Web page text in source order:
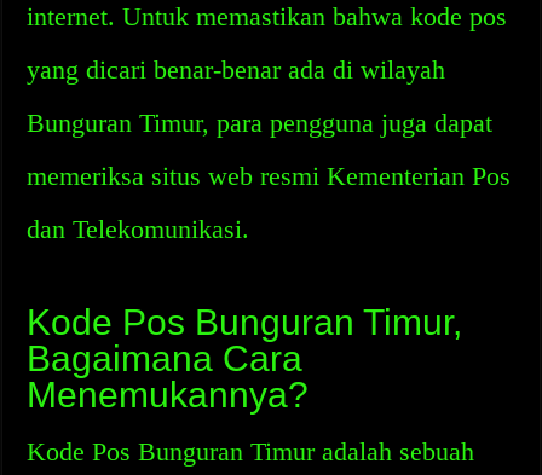
internet. Untuk memastikan bahwa kode pos
yang dicari benar-benar ada di wilayah
Bunguran Timur, para pengguna juga dapat
memeriksa situs web resmi Kementerian Pos
dan Telekomunikasi.
Kode Pos Bunguran Timur,
Bagaimana Cara
Menemukannya?
Kode Pos Bunguran Timur adalah sebuah